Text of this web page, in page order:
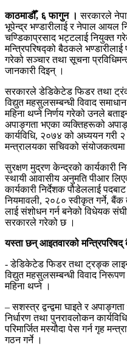
काठमाडौँ, ६ फागुन ।सरकारले
भूपेन्द्र भण्डारीलाई र नेपाल आयल
चण्डिकाप्रसाद भट्टलाई नियुक्त
मन्त्रिपरिषद्को बैठकले भण्डारीलाई
गरेको सञ्चार तथा सूचना
जानकारी दिइन् ।
सरकारले डेडिकेटेड फिडर तथा ट्रंक
विद्युत महसुलसम्बन्धी विवाद
महिना थप्ने निर्णय गरेको उनले
अपाङ्गता भएका व्यक्तिहरूको
कार्यविधि, २०७४ को अध्ययन गरी २
मन्त्रालयका सचिवको
सुरक्षण मुद्रण केन्द्रको कार्यकारी
स्थायी आवासीय अनुमति पीआर
कार्यकारी निर्देशक पौडेललाई
नियमावली, २०८० स्वीकृत गर्ने, बैंक
लाई संशोधन गर्न बनेको विधेयक
सरकारले गरेको छ ।
यस्ता छन् आइतवारको मन्त्रिपरिषद्
​- डेडिकेटेड फिडर तथा ट्रङ्क
विद्युत महसुलसम्बन्धी विवाद
महिना थप्ने ।
– सशस्त्र द्वन्द्वमा घाइते र
निर्धारण तथा पुनरावलोकन
परिमार्जित मस्यौदा पेस गर्न गृह
गठन गर्ने ।